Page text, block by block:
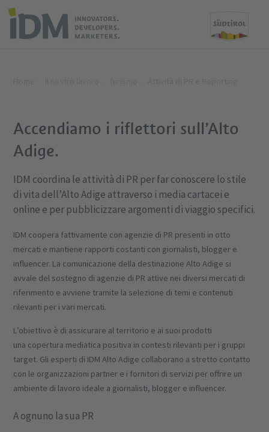
Accendiamo i riflettori sull’Alto
Adige.
IDM coordina le attività di PR per far conoscere lo stile
di vita dell’Alto Adige attraverso i media cartacei e
online e per pubblicizzare argomenti di viaggio specifici.
IDM coopera fattivamente con agenzie di PR presenti in otto
mercati e mantiene rapporti costanti con giornalisti, blogger e
influencer. La comunicazione della destinazione Alto Adige si
avvale del sostegno di agenzie di PR attive nei diversi mercati di
riferimento e avviene tramite la selezione di temi e contenuti
rilevanti per i vari mercati.
L’obiettivo è di assicurare al territorio e ai suoi prodotti
una copertura mediatica positiva in contesti rilevanti per i gruppi
target. Gli esperti di IDM Alto Adige collaborano a stretto contatto
con le organizzazioni partner e i fornitori di servizi per offrire un
ambiente di lavoro ideale a giornalisti, blogger e influencer.
A ognuno la sua PR